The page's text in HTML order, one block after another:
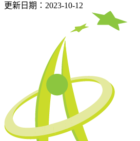
更新日期：2023-10-12